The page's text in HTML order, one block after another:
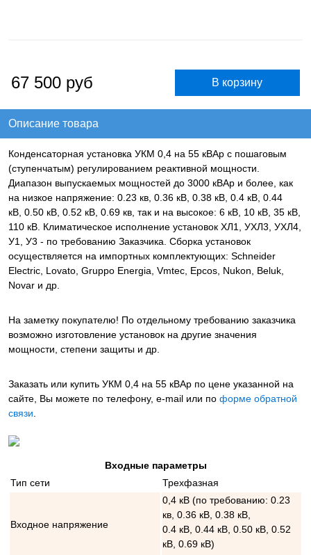
67 500 руб
Описание товара
Конденсаторная установка УКМ 0,4 на 55 кВАр с пошаговым
(ступенчатым) регулированием реактивной мощности.
Диапазон выпускаемых мощностей до 3000 кВАр и более, как
на низкое напряжение: 0.23 кв, 0.36 кВ, 0.38 кВ, 0.4 кВ, 0.44
кВ, 0.50 кВ, 0.52 кВ, 0.69 кв, так и на высокое: 6 кВ, 10 кВ, 35 кВ,
110 кВ. Климатическое исполнение установок ХЛ1, УХЛ3, УХЛ4,
У1, У3 - по требованию Заказчика. Сборка установок
осуществляется на импортных комплектующих: Schneider
Electric, Lovato, Gruppo Energia, Vmtec, Epcos, Nukon, Beluk,
Novar и др.
На заметку покупателю! По отдельному требованию заказчика
возможно изготовление установок на другие значения
мощности, степени защиты и др.
Заказать или купить УКМ 0,4 на 55 кВАр по цене указанной на
сайте, Вы можете по телефону, e-mail или по форме обратной
связи.
Входные параметры
Тип сети
Трехфазная
Входное напряжение
0,4 кВ (по требованию: 0.23
кв, 0.36 кВ, 0.38 кВ,
0.4 кВ, 0.44 кВ, 0.50 кВ, 0.52
кВ, 0.69 кВ)